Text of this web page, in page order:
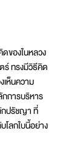
ของในหลวง
ร์ ทรงมีวิธีคิด
เห็นความ
กการบริหาร
กปรัชญา ที่
โลกใบนี้อย่าง